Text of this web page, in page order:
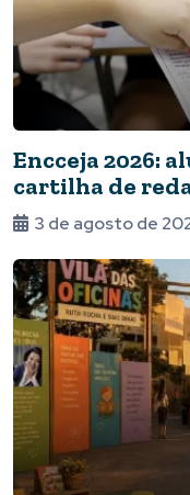
Encceja 2026:
cartilha de
3 de agosto de